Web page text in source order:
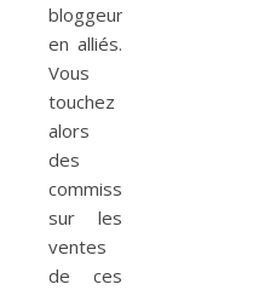
bloggeurs
en alliés.
Vous
touchez
alors
des
commissions
sur les
ventes
de ces